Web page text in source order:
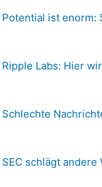
Potential ist enorm:
Ripple Labs: Hier
Schlechte
SEC schlägt